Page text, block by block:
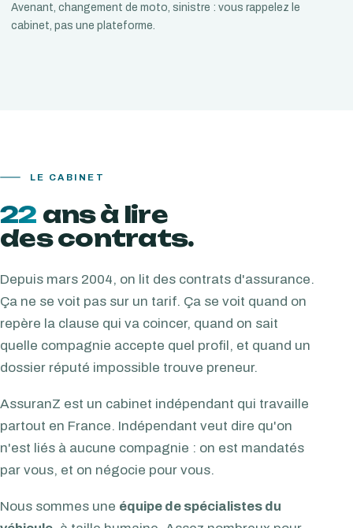
Avenant, changement de moto, sinistre : vous rappelez le
cabinet, pas une plateforme.
LE CABINET
22 ans à lire
des contrats.
Depuis mars 2004, on lit des contrats d'assurance.
Ça ne se voit pas sur un tarif. Ça se voit quand on
repère la clause qui va coincer, quand on sait
quelle compagnie accepte quel profil, et quand un
dossier réputé impossible trouve preneur.
AssuranZ est un cabinet indépendant qui travaille
partout en France. Indépendant veut dire qu'on
n'est liés à aucune compagnie : on est mandatés
par vous, et on négocie pour vous.
Nous sommes une équipe de spécialistes du